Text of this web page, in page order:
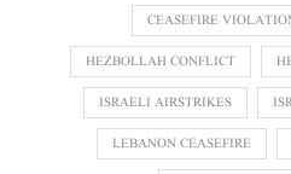
CEASEFIRE
HEZBOLLAH CONFLICT
ISRAELI AIRSTRIKES
LEBANON CEASEFIRE